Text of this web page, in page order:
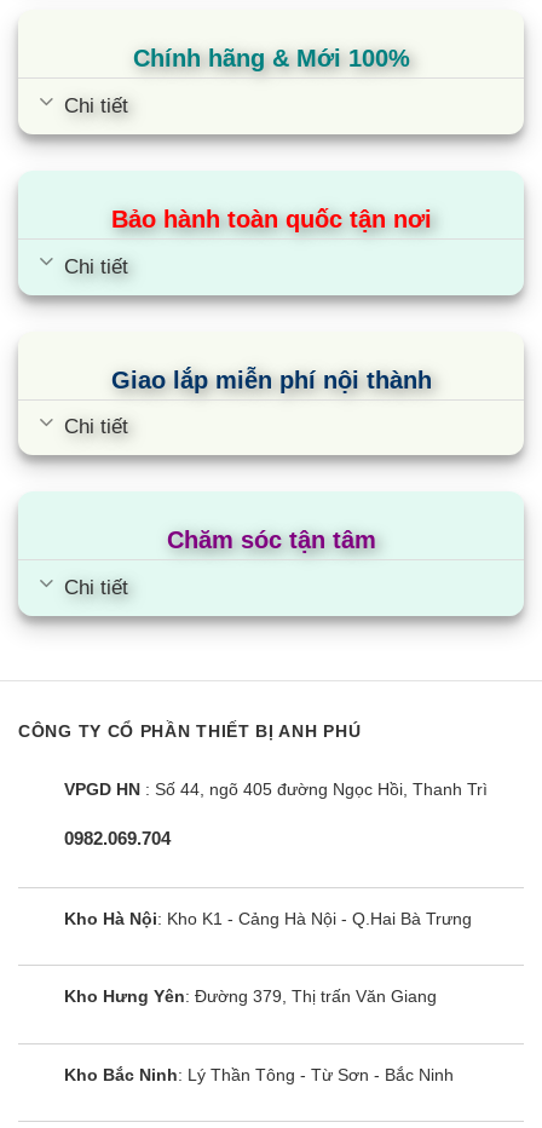
Chính hãng & Mới 100%
Chi tiết
Bảo hành toàn quốc tận nơi
Chi tiết
Giao lắp miễn phí nội thành
Chi tiết
Chăm sóc tận tâm
Chi tiết
CÔNG TY CỔ PHẦN THIẾT BỊ ANH PHÚ
VPGD HN : Số 44, ngõ 405 đường Ngọc Hồi, Thanh Trì
0982.069.704
Kho Hà Nội: Kho K1 - Cảng Hà Nội - Q.Hai Bà Trưng
Kho Hưng Yên: Đường 379, Thị trấn Văn Giang
Kho Bắc Ninh: Lý Thần Tông - Từ Sơn - Bắc Ninh